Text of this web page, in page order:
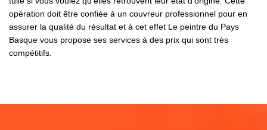
opération doit être confiée à un couvreur professionnel pour en
assurer la qualité du résultat et à cet effet Le peintre du Pays
Basque vous propose ses services à des prix qui sont très
compétitifs.